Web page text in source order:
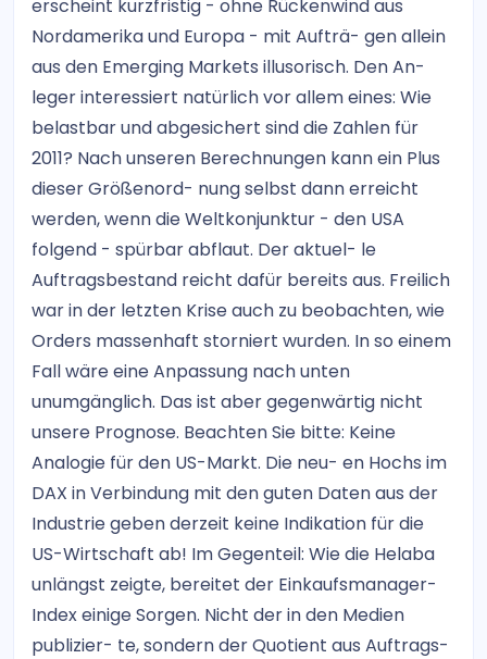
erscheint kurzfristig - ohne Rückenwind aus
Nordamerika und Europa - mit Aufträ- gen allein
aus den Emerging Markets illusorisch. Den An-
leger interessiert natürlich vor allem eines: Wie
belastbar und abgesichert sind die Zahlen für
2011? Nach unseren Berechnungen kann ein Plus
dieser Größenord- nung selbst dann erreicht
werden, wenn die Weltkonjunktur - den USA
folgend - spürbar abflaut. Der aktuel- le
Auftragsbestand reicht dafür bereits aus. Freilich
war in der letzten Krise auch zu beobachten, wie
Orders massenhaft storniert wurden. In so einem
Fall wäre eine Anpassung nach unten
unumgänglich. Das ist aber gegenwärtig nicht
unsere Prognose. Beachten Sie bitte: Keine
Analogie für den US-Markt. Die neu- en Hochs im
DAX in Verbindung mit den guten Daten aus der
Industrie geben derzeit keine Indikation für die
US-Wirtschaft ab! Im Gegenteil: Wie die Helaba
unlängst zeigte, bereitet der Einkaufsmanager-
Index einige Sorgen. Nicht der in den Medien
publizier- te, sondern der Quotient aus Auftrags-